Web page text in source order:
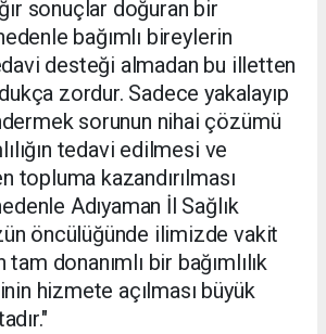
sonuçlar doğuran bir
bağımlı bireylerin
desteği almadan bu illetten
zordur. Sadece yakalayıp
sorunun nihai çözümü
tedavi edilmesi ve
topluma kazandırılması
Adıyaman İl Sağlık
öncülüğünde ilimizde vakit
donanımlı bir bağımlılık
hizmete açılması büyük